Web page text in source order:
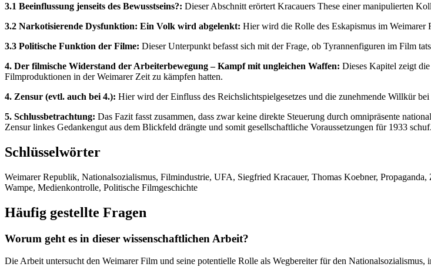
3.1 Beeinflussung jenseits des Bewusstseins?: Dieser Abschnitt erörtert Kracauers These einer manipulierten
3.2 Narkotisierende Dysfunktion: Ein Volk wird abgelenkt: Hier wird die Rolle des Eskapismus im Weimarer
3.3 Politische Funktion der Filme: Dieser Unterpunkt befasst sich mit der Frage, ob Tyrannenfiguren im Film
4. Der filmische Widerstand der Arbeiterbewegung – Kampf mit ungleichen Waffen: Dieses Kapitel zeigt
Filmproduktionen in der Weimarer Zeit zu kämpfen hatten.
4. Zensur (evtl. auch bei 4.): Hier wird der Einfluss des Reichslichtspielgesetzes und die zunehmende Willkür
5. Schlussbetrachtung: Das Fazit fasst zusammen, dass zwar keine direkte Steuerung durch omnipräsente
Zensur linkes Gedankengut aus dem Blickfeld drängte und somit gesellschaftliche Voraussetzungen für 1933 schuf.
Schlüsselwörter
Weimarer Republik, Nationalsozialismus, Filmindustrie, UFA, Siegfried Kracauer, Thomas Koebner,
Wampe, Medienkontrolle, Politische Filmgeschichte
Häufig gestellte Fragen
Worum geht es in dieser wissenschaftlichen Arbeit?
Die Arbeit untersucht den Weimarer Film und seine potentielle Rolle als Wegbereiter für den